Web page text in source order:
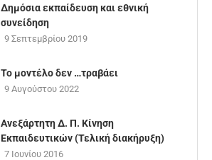
Δημόσια εκπαίδευση και εθνική
συνείδηση
9 Σεπτεμβρίου 2019
Το μοντέλο δεν …τραβάει
9 Αυγούστου 2022
Ανεξάρτητη Δ. Π. Κίνηση
Εκπαιδευτικών (Τελική διακήρυξη)
7 Ιουνίου 2016